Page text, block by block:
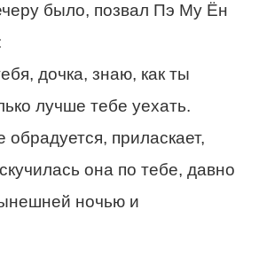
было, позвал Пэ Му Ён
дочка, знаю, как ты
лучше тебе уехать.
обрадуется, приласкает,
она по тебе, давно
ночью и